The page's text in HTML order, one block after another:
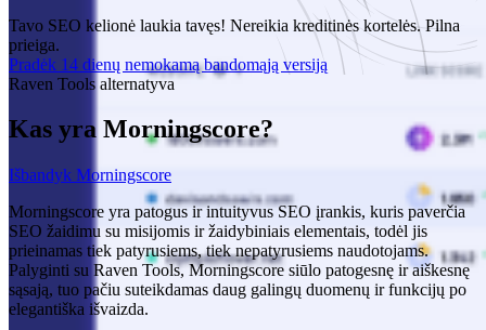
Tavo SEO kelionė laukia tavęs! Nereikia kreditinės kortelės. Pilna
prieiga.
Pradėk 14 dienų nemokamą bandomąją versiją
Raven Tools alternatyva
Kas yra Morningscore?
Išbandyk Morningscore
Morningscore yra patogus ir intuityvus SEO įrankis, kuris paverčia
SEO žaidimu su misijomis ir žaidybiniais elementais, todėl jis
prieinamas tiek patyrusiems, tiek nepatyrusiems naudotojams.
Palyginti su Raven Tools, Morningscore siūlo patogesnę ir aiškesnę
sąsają, tuo pačiu suteikdamas daug galingų duomenų ir funkcijų po
elegantiška išvaizda.